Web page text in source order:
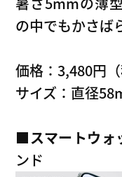
の中でもかさば
価格：3,480円（
サイズ：直径
■スマートウォ
ンド